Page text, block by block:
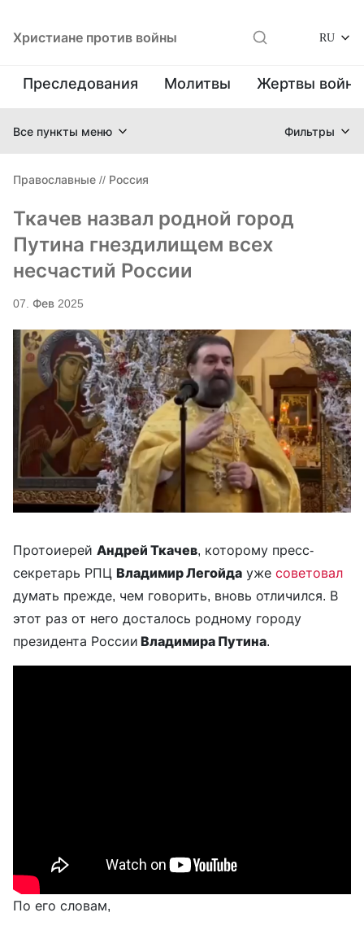
Христиане против войны RU
Преследования Молитвы Жертвы
Все пункты меню Фильтры
Православные // Россия
Ткачев назвал родной город
Путина гнездилищем всех
несчастий России
07. Фев 2025
Протоиерей Андрей Ткачев, которому пресс-
секретарь РПЦ Владимир Легойда уже советовал
думать прежде, чем говорить, вновь отличился. В
этот раз от него досталось родному городу
президента России Владимира Путина.
По его словам,